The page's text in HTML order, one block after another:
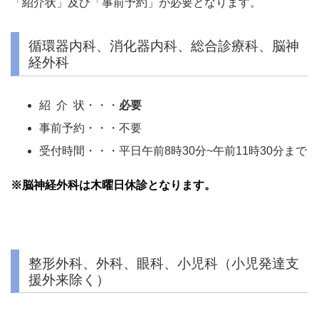
循環器内科、消化器内科、総合診療科、脳神
経外科
紹 介 状・・・ 必要
事前予約・・・不要
受付時間・・・平日午前8時30分~午前11時30分まで
※脳神経外科は木曜日休診となります。
整形外科、外科、眼科、小児科（小児発達支
援外来除く）